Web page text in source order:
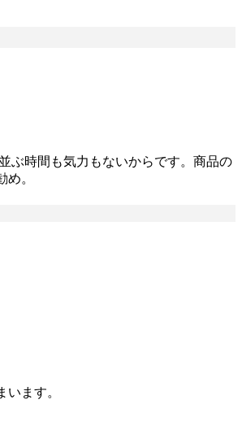
ぶ時間も気力もないからです。商品の
。
ます。